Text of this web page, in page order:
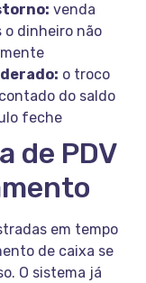
venda
o dinheiro não
o troco
do saldo
feche
de PDV
em tempo
de caixa se
O sistema já